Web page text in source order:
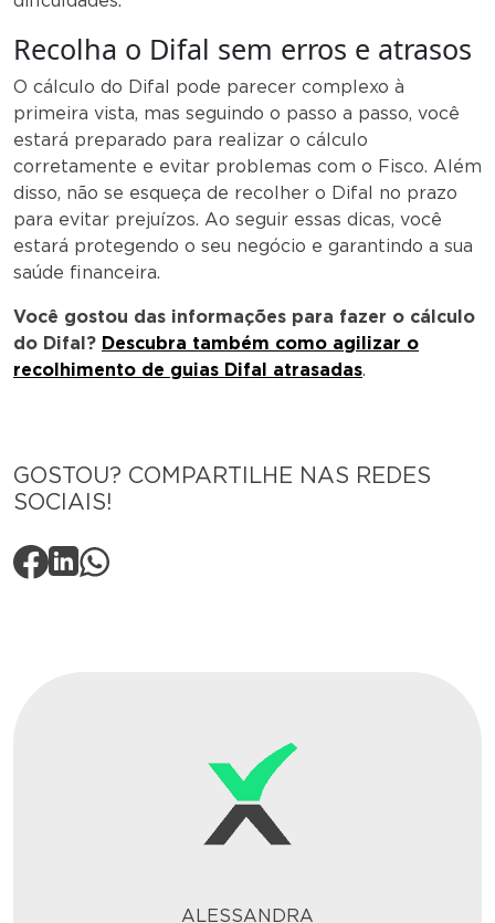
Recolha o Difal sem erros e atrasos
O cálculo do Difal pode parecer complexo à
primeira vista, mas seguindo o passo a passo, você
estará preparado para realizar o cálculo
corretamente e evitar problemas com o Fisco. Além
disso, não se esqueça de recolher o Difal no prazo
para evitar prejuízos. Ao seguir essas dicas, você
estará protegendo o seu negócio e garantindo a sua
saúde financeira.
Você gostou das informações para fazer o cálculo
do Difal? Descubra também como agilizar o
recolhimento de guias Difal atrasadas.
GOSTOU? COMPARTILHE NAS REDES
SOCIAIS!
ALESSANDRA